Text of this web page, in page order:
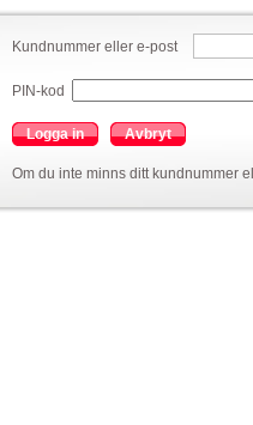
Kundnummer eller e-post
PIN-kod
Logga in Avbryt
Om du inte minns ditt kundnummer